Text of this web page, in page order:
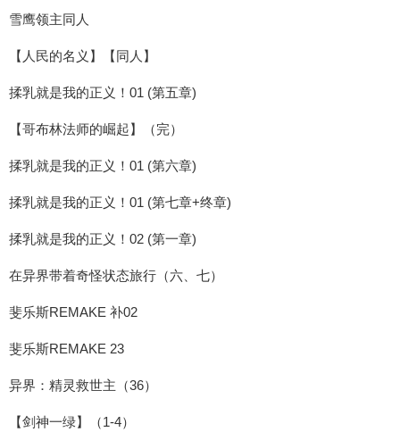
雪鹰领主同人
【人民的名义】【同人】
揉乳就是我的正义！01 (第五章)
【哥布林法师的崛起】（完）
揉乳就是我的正义！01 (第六章)
揉乳就是我的正义！01 (第七章+终章)
揉乳就是我的正义！02 (第一章)
在异界带着奇怪状态旅行（六、七）
斐乐斯REMAKE 补02
斐乐斯REMAKE 23
异界：精灵救世主（36）
【剑神一绿】（1-4）